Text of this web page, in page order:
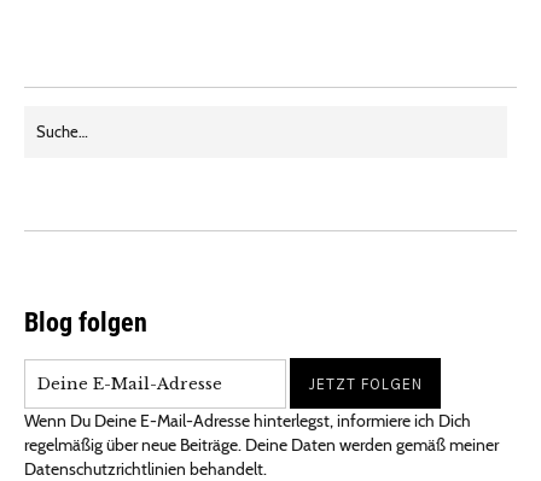
Blog folgen
Wenn Du Deine E-Mail-Adresse hinterlegst, informiere ich Dich
regelmäßig über neue Beiträge. Deine Daten werden gemäß meiner
Datenschutzrichtlinien behandelt.